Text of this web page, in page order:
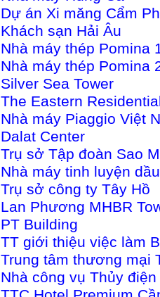
Dự án Xi măng Cẩm
Khách sạn Hải Âu
Nhà máy thép Pomina
Nhà máy thép Pomina
Silver Sea Tower
The Eastern
Nhà máy Piaggio Việt
Dalat Center
Trụ sở Tập đoàn Sao
Nhà máy tinh luyện
Trụ sở công ty Tây Hồ
Lan Phương MHBR
PT Building
TT giới thiệu việc làm
Trung tâm thương mại
Nhà công vụ Thủy